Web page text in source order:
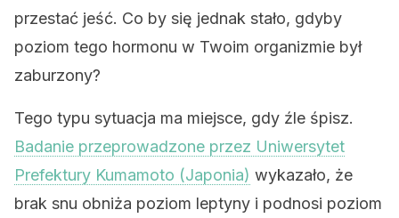
przestać jeść. Co by się jednak stało, gdyby
poziom tego hormonu w Twoim organizmie był
zaburzony?
Tego typu sytuacja ma miejsce, gdy źle śpisz.
Badanie przeprowadzone przez Uniwersytet
Prefektury Kumamoto (Japonia) wykazało, że
brak snu obniża poziom leptyny i podnosi poziom